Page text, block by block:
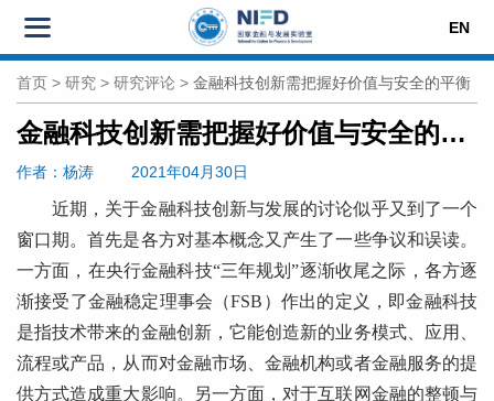
EN
首页 > 研究 > 研究评论 > 金融科技创新需把握好价值与安全的平衡
金融科技创新需把握好价值与安全的平衡
作者 ：杨涛 2021年04月30日
近期，关于金融科技创新与发展的讨论似乎又到了一个
窗口期。首先是各方对基本概念又产生了一些争议和误读。
一方面，在央行金融科技“三年规划”逐渐收尾之际，各方逐
渐接受了金融稳定理事会（FSB）作出的定义，即金融科技
是指技术带来的金融创新，它能创造新的业务模式、应用、
流程或产品，从而对金融市场、金融机构或者金融服务的提
供方式造成重大影响。另一方面，对于互联网金融的整顿与